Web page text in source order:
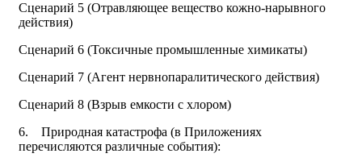
Сценарий 5 (Отравляющее вещество кожно-нарывного
действия)
Сценарий 6 (Токсичные промышленные химикаты)
Сценарий 7 (Агент нервнопаралитического действия)
Сценарий 8 (Взрыв емкости с хлором)
6. Природная катастрофа (в Приложениях
перечисляются различные события):